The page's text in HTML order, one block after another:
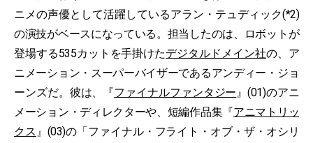
ニメの声優として活躍しているアラン・テュディック(*2)
の演技がベースになっている。担当したのは、ロボットが
登場する535カットを手掛けたデジタルドメイン社の、ア
ニメーション・スーパーバイザーであるアンディー・ジョ
ーンズだ。彼は、『ファイナルファンタジー』(01)のアニ
メーション・ディレクターや、短編作品集『アニマトリッ
クス 』(03)の「ファイナル・フライト・オブ・ザ・オシリ